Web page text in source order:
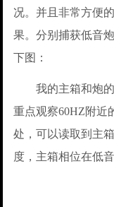
况。并且非常方便
果。分别捕获低音
下图：
我的主箱和炮的
重点观察60HZ附近
处，可以读取到主
度，主箱相位在低